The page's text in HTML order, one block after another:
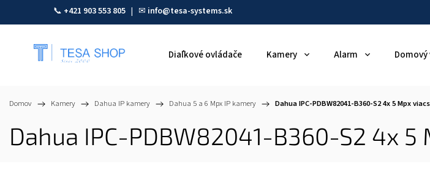
📞 +421 903 553 805 | ✉ info@tesa-systems.sk
Diaľkové ovládače Kamery Alarm
Domov / Kamery / Dahua IP kamery / Dahua 5 a 6 Mpx IP kamery / Dahua IPC-PDBW82041-B360-S2 4x 5 Mpx
Dahua IPC-PDBW82041-B360-S2 4x